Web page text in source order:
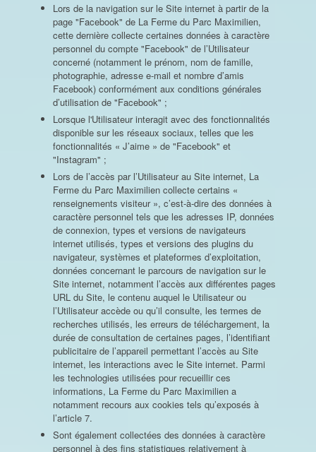
Lors de la navigation sur le Site internet à partir de la
page "Facebook" de La Ferme du Parc Maximilien,
cette dernière collecte certaines données à caractère
personnel du compte "Facebook" de l’Utilisateur
concerné (notamment le prénom, nom de famille,
photographie, adresse e-mail et nombre d’amis
Facebook) conformément aux conditions générales
d’utilisation de "Facebook" ;
Lorsque l'Utilisateur interagit avec des fonctionnalités
disponible sur les réseaux sociaux, telles que les
fonctionnalités « J’aime » de "Facebook" et
"Instagram" ;
Lors de l’accès par l’Utilisateur au Site internet, La
Ferme du Parc Maximilien collecte certains «
renseignements visiteur », c’est-à-dire des données à
caractère personnel tels que les adresses IP, données
de connexion, types et versions de navigateurs
internet utilisés, types et versions des plugins du
navigateur, systèmes et plateformes d’exploitation,
données concernant le parcours de navigation sur le
Site internet, notamment l’accès aux différentes pages
URL du Site, le contenu auquel le Utilisateur ou
l’Utilisateur accède ou qu’il consulte, les termes de
recherches utilisés, les erreurs de téléchargement, la
durée de consultation de certaines pages, l’identifiant
publicitaire de l’appareil permettant l’accès au Site
internet, les interactions avec le Site internet. Parmi
les technologies utilisées pour recueillir ces
informations, La Ferme du Parc Maximilien a
notamment recours aux cookies tels qu’exposés à
l’article 7.
Sont également collectées des données à caractère
personnel à des fins statistiques relativement à